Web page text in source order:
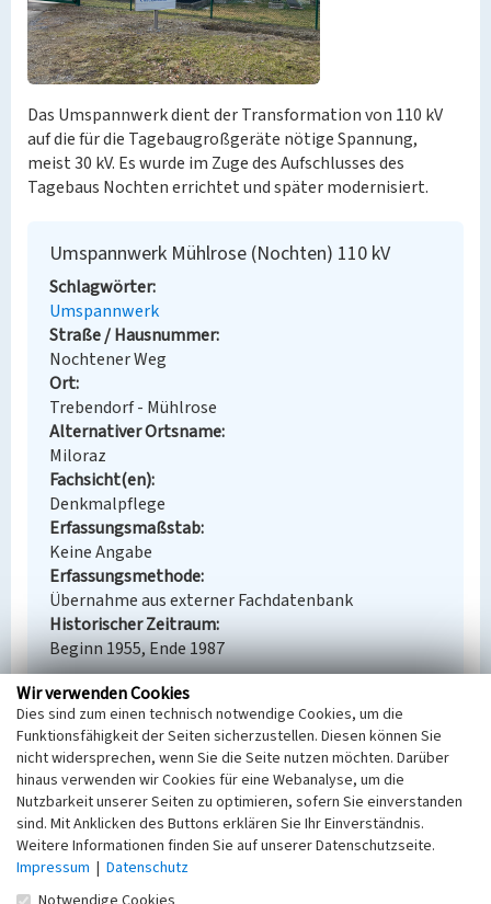
Das Umspannwerk dient der Transformation von 110 kV
auf die für die Tagebaugroßgeräte nötige Spannung,
meist 30 kV. Es wurde im Zuge des Aufschlusses des
Tagebaus Nochten errichtet und später modernisiert.
Umspannwerk Mühlrose (Nochten) 110 kV
Schlagwörter
Umspannwerk
Straße / Hausnummer
Nochtener Weg
Ort
Trebendorf - Mühlrose
Alternativer Ortsname
Miloraz
Fachsicht(en)
Denkmalpflege
Erfassungsmaßstab
Keine Angabe
Erfassungsmethode
Übernahme aus externer Fachdatenbank
Historischer Zeitraum
Beginn 1955, Ende 1987
Empfohlene Zitierweise
Urheberrechtlicher Hinweis
Der hier präsentierte Inhalt steht unter der freien
Lizenz CC BY-NC 4.0 (Namensnennung, nicht
kommerziell). Die angezeigten Medien unterliegen
möglicherweise zusätzlichen urheberrechtlichen
Wir verwenden Cookies
Dies sind zum einen technisch notwendige Cookies, um die
Funktionsfähigkeit der Seiten sicherzustellen. Diesen können Sie
nicht widersprechen, wenn Sie die Seite nutzen möchten. Darüber
hinaus verwenden wir Cookies für eine Webanalyse, um die
Nutzbarkeit unserer Seiten zu optimieren, sofern Sie einverstanden
sind. Mit Anklicken des Buttons erklären Sie Ihr Einverständnis.
Weitere Informationen finden Sie auf unserer Datenschutzseite.
Impressum | Datenschutz